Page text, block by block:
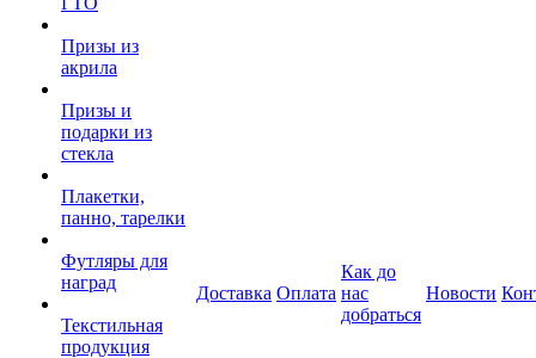
Призы из
акрила
Призы и
подарки из
стекла
Плакетки,
панно, тарелки
Футляры для
наград
Текстильная
продукция
Доставка Оплата
Как до
нас
добраться
Новости